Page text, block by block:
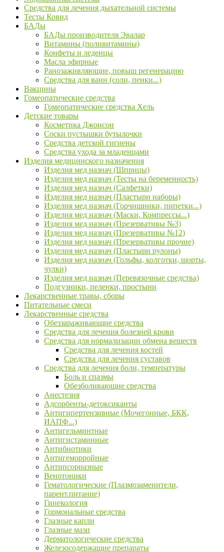
Средства для лечения дыхательной системы
Тесты Ковид
БАДы
БАДы производителя Эвалар
Витамины (поливитамины)
Конфеты и леденцы
Масла эфирные
Ранозаживляющие, повыш регенерацию
Средства для ванн (соли, пенки...)
Вакцины
Гомеопатические средства
Гомеопатические средства Хель
Детские товары
Косметика Джонсон
Соски пустышки бутылочки
Средства детской гигиены
Средства ухода за младенцами
Изделия медицинского назначения
Изделия мед назнач (Шприцы)
Изделия мед назнач (Тесты на беременность)
Изделия мед назнач (Салфетки)
Изделия мед назнач (Пластыри наборы)
Изделия мед назнач (Горчишники, пипетки...)
Изделия мед назнач (Маски, Компрессы...)
Изделия мед назнач (Презервативы №3)
Изделия мед назнач (Презервативы №12)
Изделия мед назнач (Презервативы прочие)
Изделия мед назнач (Пластыри рулоны)
Изделия мед назнач (Гольфы, колготки, шорты,
чулки)
Изделия мед назнач (Перевязочные средства)
Подгузники, пеленки, простыни
Лекарственные травы, сборы
Питательные смеси
Лекарственные средства
Обеззараживающие средства
Средства для лечения болезней крови
Средства для нормализации обмена веществ
Средства для лечения костей
Средства для лечения суставов
Средства для лечения боли, температуры
Боль и спазмы
Обезболивающие средства
Анестезия
Адсорбенты-детоксиканты
Антигипертензивные (Мочегонные, БКК,
ИАПФ...)
Антигельминтные
Антигистаминные
Антибиотики
Антигеморройные
Антипсориазные
Венотоники
Гематологические (Плазмозаменители,
парент.питание)
Гинекология
Гормональные средства
Глазные капли
Глазные мази
Дерматологические средства
Железосодержащие препараты